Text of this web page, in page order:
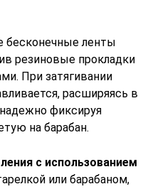
бесконечные ленты
резиновые прокладки
При затягивании
расширяясь в
фиксируя
на барабан.
с использованием
или барабаном,